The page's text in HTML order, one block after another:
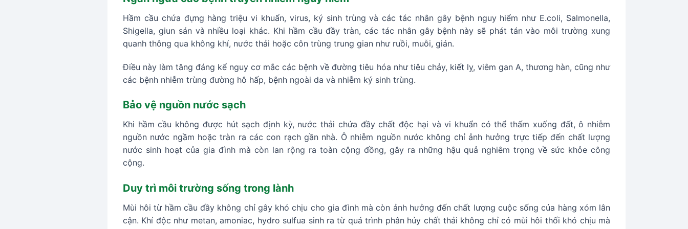
Hầm cầu chứa đựng hàng triệu vi khuẩn, virus, ký sinh trùng và các tác nhân gây bệnh nguy hiểm như E.coli, Salmonella,
Shigella, giun sán và nhiều loại khác. Khi hầm cầu đầy tràn, các tác nhân gây bệnh này sẽ phát tán vào môi trường xung
quanh thông qua không khí, nước thải hoặc côn trùng trung gian như ruồi, muỗi, gián.
Điều này làm tăng đáng kể nguy cơ mắc các bệnh về đường tiêu hóa như tiêu chảy, kiết lỵ, viêm gan A, thương hàn, cũng như
các bệnh nhiễm trùng đường hô hấp, bệnh ngoài da và nhiễm ký sinh trùng.
Bảo vệ nguồn nước sạch
Khi hầm cầu không được hút sạch định kỳ, nước thải chứa đầy chất độc hại và vi khuẩn có thể thấm xuống đất, ô nhiễm
nguồn nước ngầm hoặc tràn ra các con rạch gần nhà. Ô nhiễm nguồn nước không chỉ ảnh hưởng trực tiếp đến chất lượng
nước sinh hoạt của gia đình mà còn lan rộng ra toàn cộng đồng, gây ra những hậu quả nghiêm trọng về sức khỏe công
cộng.
Duy trì môi trường sống trong lành
Mùi hôi từ hầm cầu đầy không chỉ gây khó chịu cho gia đình mà còn ảnh hưởng đến chất lượng cuộc sống của hàng xóm lân
cận. Khí độc như metan, amoniac, hydro sulfua sinh ra từ quá trình phân hủy chất thải không chỉ có mùi hôi thối khó chịu mà